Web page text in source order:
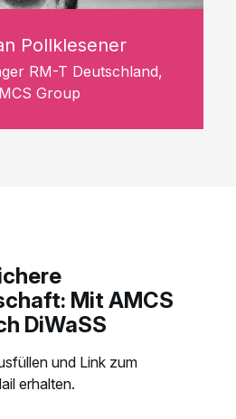
Pollklesener
RM-T Deutschland,
Group